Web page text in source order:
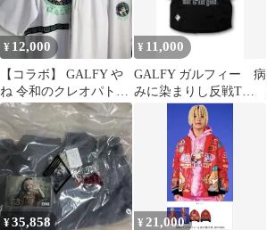
¥ 12,000
【コラボ】 GALFY や
ね 令和のクレオパトラ
セットアップ
¥ 11,000
GALFY ガルフィー 病
みに染まりし反戦Tシ
ャツ 大型犬 ブラッ
¥35,858 ¥ 21,000